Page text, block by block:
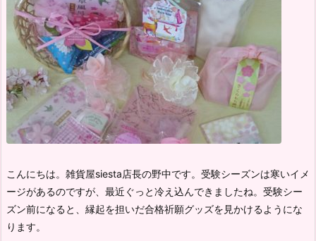
こんにちは。雑貨屋siesta店長の野中です。 受験シーズンは寒いイメ
ージがあるのですが、最近ぐっと冷え込んできましたね。 受験シー
ズン前になると、縁起を担いだ合格祈願グッズを見かけるようにな
ります。